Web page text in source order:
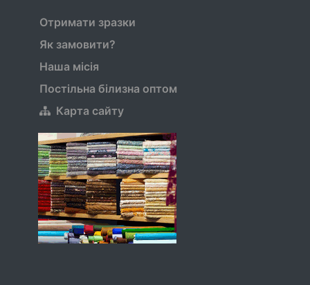
Отримати зразки
Як замовити?
Наша місія
Постільна білизна оптом
Карта сайту